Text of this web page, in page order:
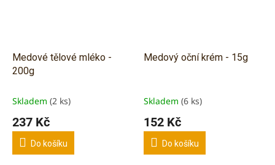
Medové tělové mléko -
200g
Skladem (2 ks)
237 Kč
Do košíku
Medový oční krém - 15g
Skladem (6 ks)
152 Kč
Do košíku